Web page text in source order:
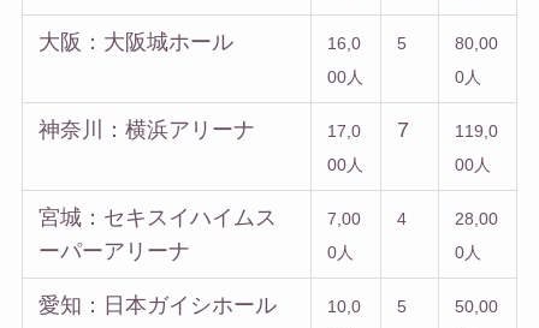
大阪：大阪城ホール
16,0
00人
5
80,00
0人
神奈川：横浜アリーナ
17,0
00人
7
119,0
00人
宮城：セキスイハイムス
ーパーアリーナ
7,00
0人
4
28,00
0人
愛知：日本ガイシホール
10,0
5
50,00